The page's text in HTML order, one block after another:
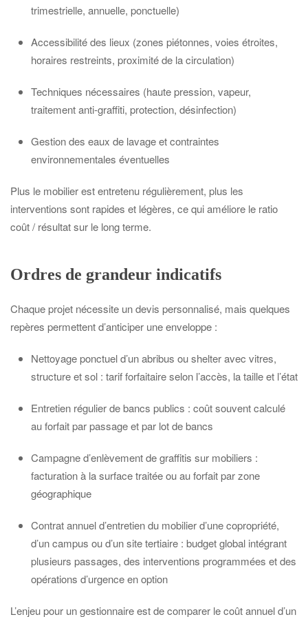
trimestrielle, annuelle, ponctuelle)
Accessibilité des lieux (zones piétonnes, voies étroites,
horaires restreints, proximité de la circulation)
Techniques nécessaires (haute pression, vapeur,
traitement anti-graffiti, protection, désinfection)
Gestion des eaux de lavage et contraintes
environnementales éventuelles
Plus le mobilier est entretenu régulièrement, plus les
interventions sont rapides et légères, ce qui améliore le ratio
coût / résultat sur le long terme.
Ordres de grandeur indicatifs
Chaque projet nécessite un devis personnalisé, mais quelques
repères permettent d’anticiper une enveloppe :
Nettoyage ponctuel d’un abribus ou shelter avec vitres,
structure et sol : tarif forfaitaire selon l’accès, la taille et l’état
Entretien régulier de bancs publics : coût souvent calculé
au forfait par passage et par lot de bancs
Campagne d’enlèvement de graffitis sur mobiliers :
facturation à la surface traitée ou au forfait par zone
géographique
Contrat annuel d’entretien du mobilier d’une copropriété,
d’un campus ou d’un site tertiaire : budget global intégrant
plusieurs passages, des interventions programmées et des
opérations d’urgence en option
L’enjeu pour un gestionnaire est de comparer le coût annuel d’un